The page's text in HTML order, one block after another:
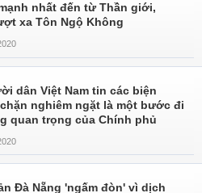
nhất đến từ Thần giới,
xa Tôn Ngộ Không
dân Việt Nam tin các biện
nghiêm ngặt là một bước đi
quan trọng của Chính phủ
Đà Nẵng 'ngấm đòn' vì dịch